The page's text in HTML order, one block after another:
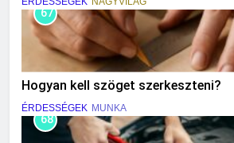
67
Hogyan kell szöget szerkeszteni?
ÉRDESSÉGEK MUNKA
68